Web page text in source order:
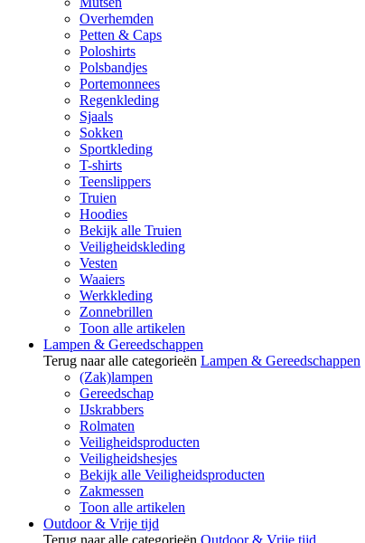
Overhemden
Petten & Caps
Poloshirts
Polsbandjes
Portemonnees
Regenkleding
Sjaals
Sokken
Sportkleding
T-shirts
Teenslippers
Truien
Hoodies
Bekijk alle Truien
Veiligheidskleding
Vesten
Waaiers
Werkkleding
Zonnebrillen
Toon alle artikelen
Lampen & Gereedschappen
Terug naar alle categorieën Lampen & Gereedschappen
(Zak)lampen
Gereedschap
IJskrabbers
Rolmaten
Veiligheidsproducten
Veiligheidshesjes
Bekijk alle Veiligheidsproducten
Zakmessen
Toon alle artikelen
Outdoor & Vrije tijd
Terug naar alle categorieën Outdoor & Vrije tijd